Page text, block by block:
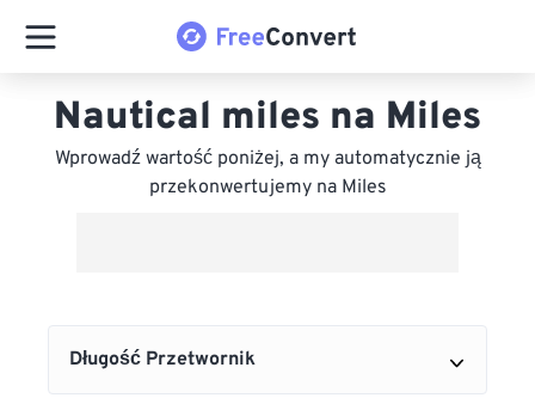
Nautical miles na Miles
Wprowadź wartość poniżej, a my automatycznie ją
przekonwertujemy na Miles